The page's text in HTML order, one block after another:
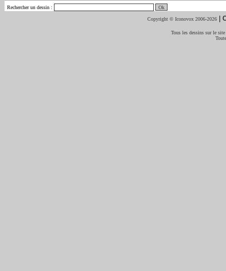
Rechercher un dessin :
Copyright © Iconovox 2006-2026 |
Tous les dessins sur le